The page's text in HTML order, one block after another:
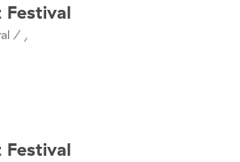
Festival
/ ,
Festival